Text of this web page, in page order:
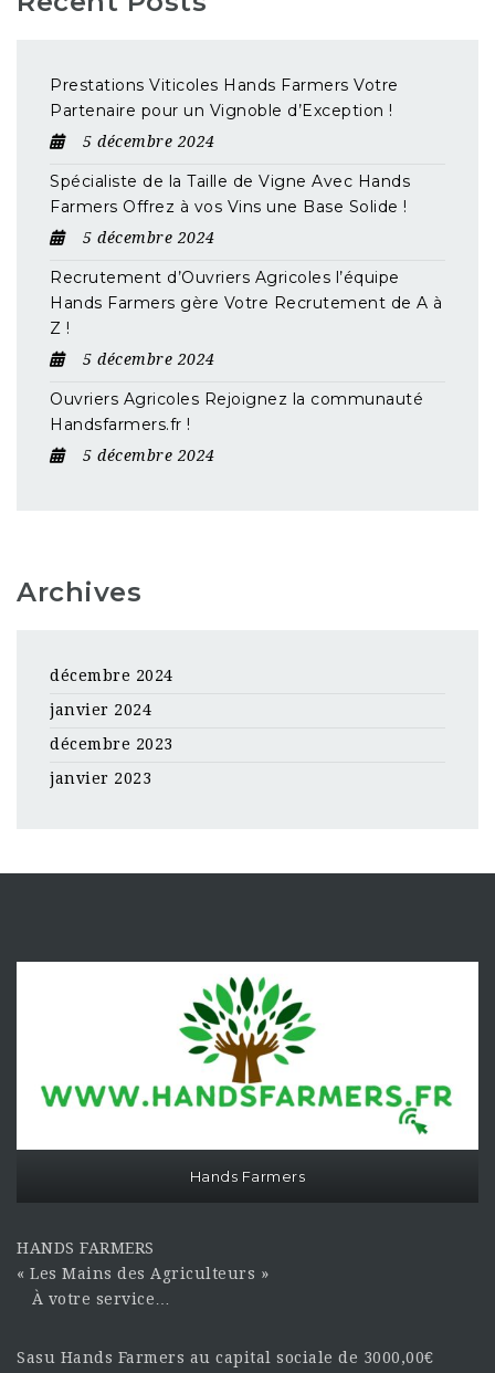
Prestations Viticoles Hands Farmers Votre
Partenaire pour un Vignoble d’Exception !
5 décembre 2024
Spécialiste de la Taille de Vigne Avec Hands
Farmers Offrez à vos Vins une Base Solide !
5 décembre 2024
Recrutement d’Ouvriers Agricoles l’équipe
Hands Farmers gère Votre Recrutement de A à
Z !
5 décembre 2024
Ouvriers Agricoles Rejoignez la communauté
Handsfarmers.fr !
5 décembre 2024
Archives
décembre 2024
janvier 2024
décembre 2023
janvier 2023
Hands Farmers
HANDS FARMERS
« Les Mains des Agriculteurs »
À votre service…
Sasu Hands Farmers au capital sociale de 3000,00€